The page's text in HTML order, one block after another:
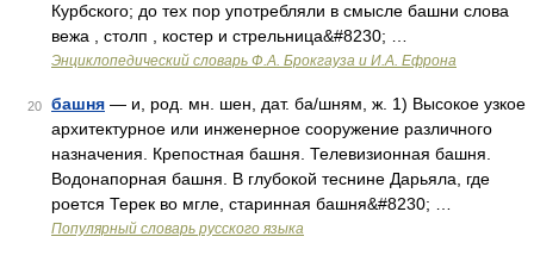
Курбского; до тех пор употребляли в смысле башни слова
вежа , столп , костер и стрельница&#8230; …
Энциклопедический словарь Ф.А. Брокгауза и И.А. Ефрона
20 башня — и, род. мн. шен, дат. ба/шням, ж. 1) Высокое узкое
архитектурное или инженерное сооружение различного
назначения. Крепостная башня. Телевизионная башня.
Водонапорная башня. В глубокой теснине Дарьяла, где
роется Терек во мгле, старинная башня&#8230; …
Популярный словарь русского языка